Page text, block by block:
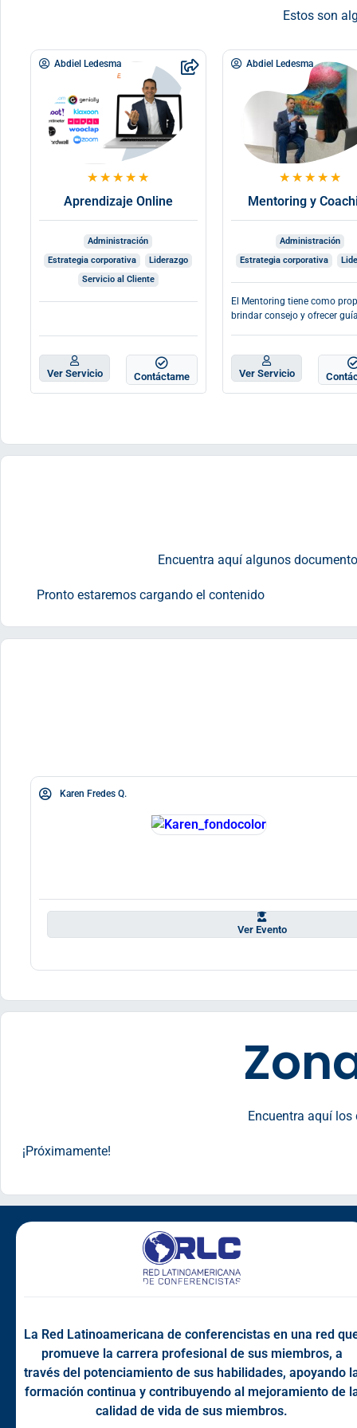
Estos son
Abdiel Ledesma
★ ★ ★ ★ ★
Aprendizaje Online
Administración
Estrategia corporativa
Liderazgo
Servicio al Cliente
Ver Servicio Contáctame
Abdiel Ledesma
★ ★ ★ ★ ★
Mentoring y
Administración
Estrategia corporativa
El Mentoring tiene como
brindar consejo y ofrecer
Ver Servicio
Encuentra aquí algunos
Pronto estaremos cargando el contenido
Karen Fredes Q.
Ver Evento
Encuentra aquí
¡Próximamente!
La Red Latinoamericana de conferencistas en una red
promueve la carrera profesional de sus miembros, a
través del potenciamiento de sus habilidades, apoyando
formación continua y contribuyendo al mejoramiento de
calidad de vida de sus miembros.